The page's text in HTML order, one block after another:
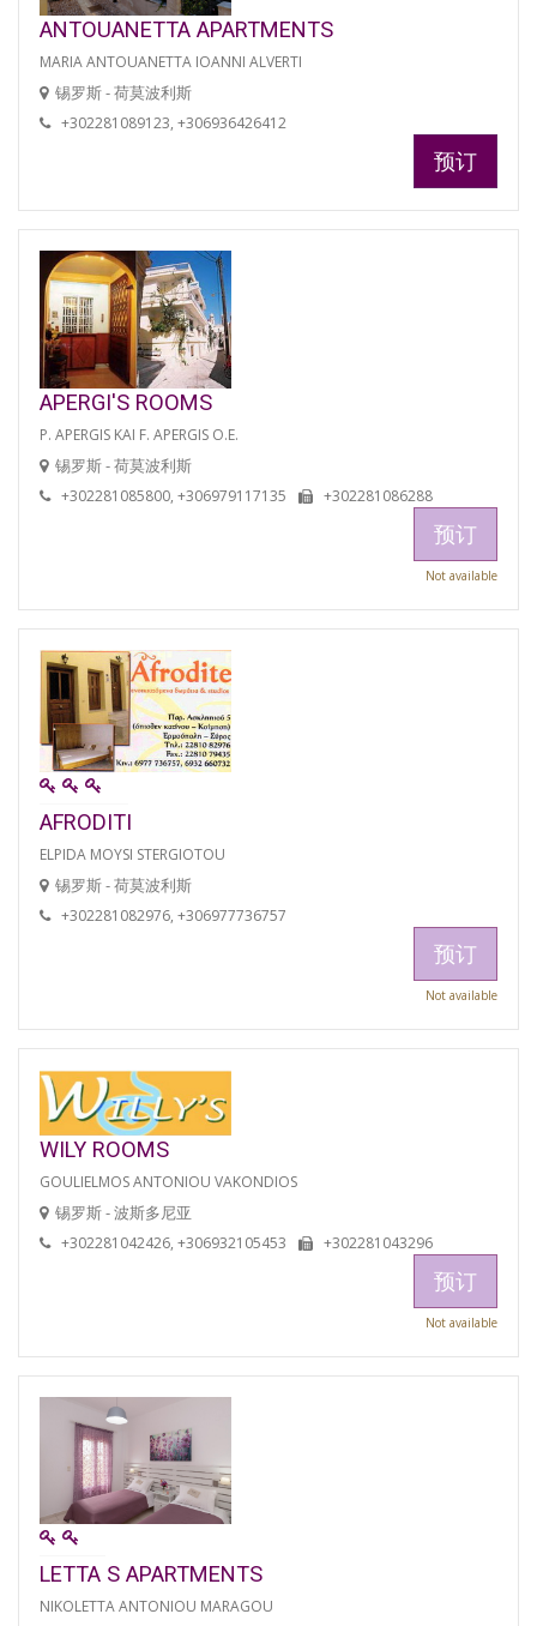
ANTOUANETTA APARTMENTS
MARIA ANTOUANETTA IOANNI ALVERTI
锡罗斯 - 荷莫波利斯
+302281089123, +306936426412
预订
APERGI'S ROOMS
P. APERGIS KAI F. APERGIS O.E.
锡罗斯 - 荷莫波利斯
+302281085800, +306979117135 +302281086288
预订
Not available
AFRODITI
ELPIDA MOYSI STERGIOTOU
锡罗斯 - 荷莫波利斯
+302281082976, +306977736757
预订
Not available
WILY ROOMS
GOULIELMOS ANTONIOU VAKONDIOS
锡罗斯 - 波斯多尼亚
+302281042426, +306932105453 +302281043296
预订
Not available
LETTA S APARTMENTS
NIKOLETTA ANTONIOU MARAGOU